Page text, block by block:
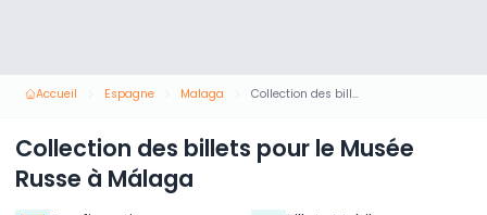
Accueil Espagne Malaga Collection des billets pour le Musée Russe à Málaga
Collection des billets pour le Musée
Russe à Málaga